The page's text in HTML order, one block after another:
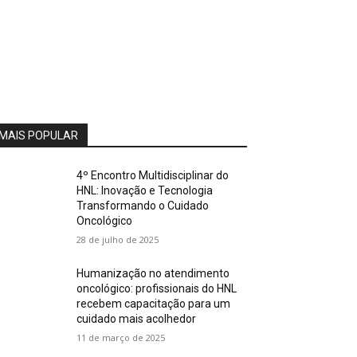
MAIS POPULAR
4º Encontro Multidisciplinar do
HNL: Inovação e Tecnologia
Transformando o Cuidado
Oncológico
28 de julho de 2025
Humanização no atendimento
oncológico: profissionais do HNL
recebem capacitação para um
cuidado mais acolhedor
11 de março de 2025